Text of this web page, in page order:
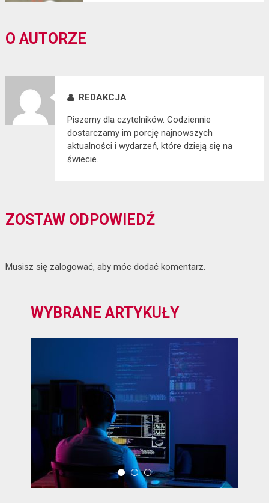
O AUTORZE
REDAKCJA
Piszemy dla czytelników. Codziennie
dostarczamy im porcję najnowszych
aktualności i wydarzeń, które dzieją się na
świecie.
ZOSTAW ODPOWIEDŹ
Musisz się zalogować, aby móc dodać komentarz.
WYBRANE ARTYKUŁY